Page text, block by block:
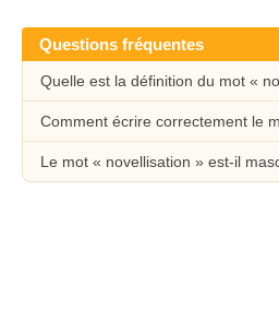
Questions fréquentes
Quelle est la définition du mot «
Comment écrire correctement le
Le mot « novellisation » est-il